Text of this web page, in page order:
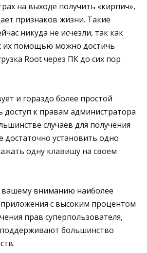
на выходе получить «кирпич»,
признаков жизни. Такие
никуда не исчезли, так как
их помощью можно достичь
Root через ПК до сих пор
и гораздо более простой
доступ к правам администратора
случаев для получения
достаточно установить одно
одну клавишу на своем
вниманию наиболее
с высоким процентом
прав суперпользователя,
большинство